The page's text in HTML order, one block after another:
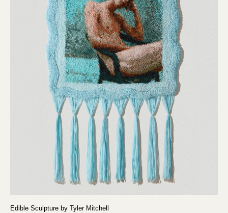
Edible Sculpture by Tyler Mitchell